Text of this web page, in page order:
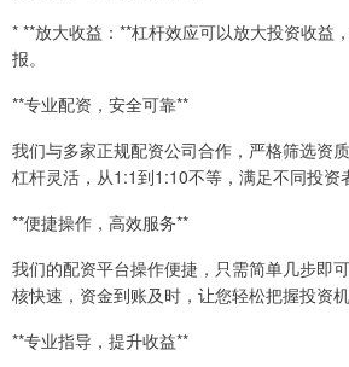
* **放大收益：**杠杆效应可以放大投资收益
报。
**专业配资，安全可靠**
我们与多家正规配资公司合作，严格筛选资
杠杆灵活，从1:1到1:10不等，满足不同投资
**便捷操作，高效服务**
我们的配资平台操作便捷，只需简单几步即
核快速，资金到账及时，让您轻松把握投资机
**专业指导，提升收益**